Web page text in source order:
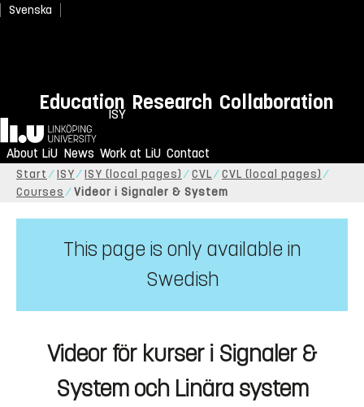
Svenska
Education Research Collaboration
ISY
Home
About LiU News Work at LiU Contact
Start ISY ISY (local pages) CVL
CVL (local pages)
Courses
Videor i Signaler & System
This page is only available in
Swedish
Videor för kurser i Signaler &
System och Linära system